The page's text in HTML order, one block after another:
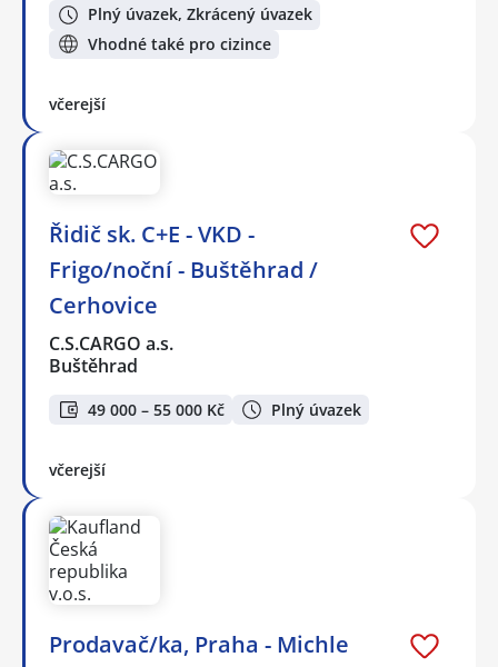
Plný úvazek, Zkrácený úvazek
Vhodné také pro cizince
včerejší
Řidič sk. C+E - VKD -
Frigo/noční - Buštěhrad /
Cerhovice
C.S.CARGO a.s.
Buštěhrad
49 000 – 55 000 Kč Plný úvazek
včerejší
Prodavač/ka, Praha - Michle